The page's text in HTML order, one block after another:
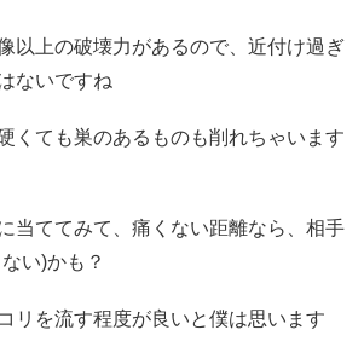
以上の破壊力があるので、近付け過ぎ
ないですね
くても巣のあるものも削れちゃいます
当ててみて、痛くない距離なら、相手
い)かも？
リを流す程度が良いと僕は思います